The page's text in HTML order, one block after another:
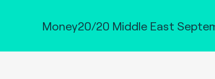
Money20/20 Middle East